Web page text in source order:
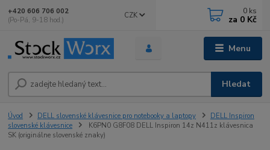
Menu
CZK
Hledat
+420 606 706 002
(Po-Pá, 9-18 hod.)
0 ks
za 0 Kč
Úvod DELL slovenské klávesnice pro notebooky a laptopy
DELL Inspiron
slovenské klávesnice
K6PN0 G8F08 DELL Inspiron 14z N411z klávesnica
SK (originálne slovenské znaky)